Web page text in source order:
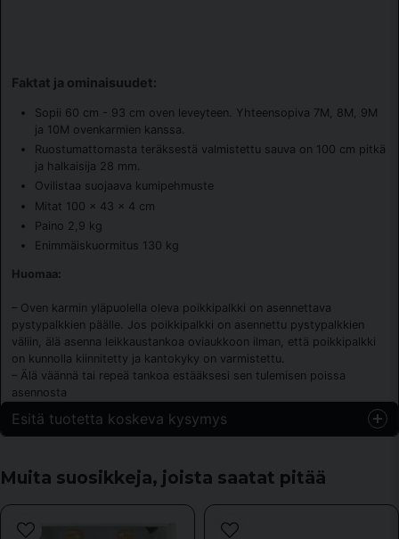
Faktat ja ominaisuudet:
Sopii 60 cm - 93 cm oven leveyteen. Yhteensopiva 7M, 8M, 9M
ja 10M ovenkarmien kanssa.
Ruostumattomasta teräksestä valmistettu sauva on 100 cm pitkä
ja halkaisija 28 mm.
Ovilistaa suojaava kumipehmuste
Mitat 100 × 43 × 4 cm
Paino 2,9 kg
Enimmäiskuormitus 130 kg
Huomaa:
– Oven karmin yläpuolella oleva poikkipalkki on asennettava
pystypalkkien päälle. Jos poikkipalkki on asennettu pystypalkkien
väliin, älä asenna leikkaustankoa oviaukkoon ilman, että poikkipalkki
on kunnolla kiinnitetty ja kantokyky on varmistettu.
– Älä väännä tai repeä tankoa estääksesi sen tulemisen poissa
asennosta
Esitä tuotetta koskeva kysymys
Kysy meiltä jotain tästä tuotteesta...
Muita suosikkeja, joista saatat pitää